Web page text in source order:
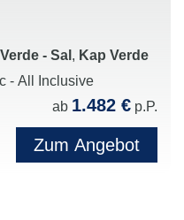
- Sal , Kap Verde
- All Inclusive
ab 1.482 € p.P.
Zum Angebot